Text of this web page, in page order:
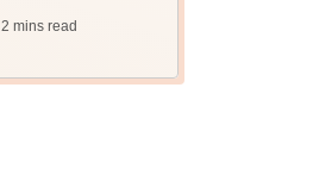
| 2 mins read